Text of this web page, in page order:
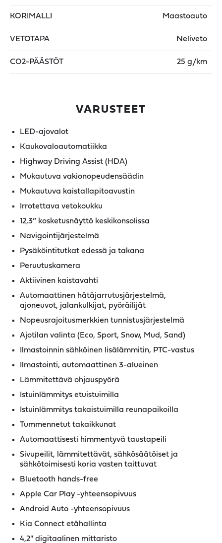
KORIMALLI Maastoauto
VETOTAPA Neliveto
CO2-PÄÄSTÖT 25 g/km
VARUSTEET
LED-ajovalot
Kaukovaloautomatiikka
Highway Driving Assist (HDA)
Mukautuva vakionopeudensäädin
Mukautuva kaistallapitoavustin
Irrotettava vetokoukku
12,3” kosketusnäyttö keskikonsolissa
Navigointijärjestelmä
Pysäköintitutkat edessä ja takana
Peruutuskamera
Aktiivinen kaistavahti
Automaattinen hätäjarrutusjärjestelmä,
ajoneuvot, jalankulkijat, pyöräilijät
Nopeusrajoitusmerkkien tunnistusjärjestelmä
Ajotilan valinta (Eco, Sport, Snow, Mud, Sand)
Ilmastoinnin sähköinen lisälämmitin, PTC-vastus
Ilmastointi, automaattinen 3-alueinen
Lämmitettävä ohjauspyörä
Istuinlämmitys etuistuimilla
Istuinlämmitys takaistuimilla reunapaikoilla
Tummennetut takaikkunat
Automaattisesti himmentyvä taustapeili
Sivupeilit, lämmitettävät, sähkösäätöiset ja
sähkötoimisesti koria vasten taittuvat
Bluetooth hands-free
Apple Car Play -yhteensopivuus
Android Auto -yhteensopivuus
Kia Connect etähallinta
4,2" digitaalinen mittaristo